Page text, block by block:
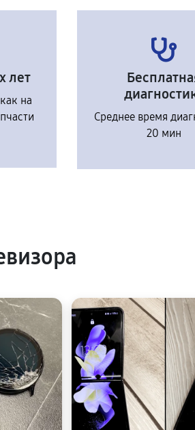
лет
на
Среднее время
20 мин